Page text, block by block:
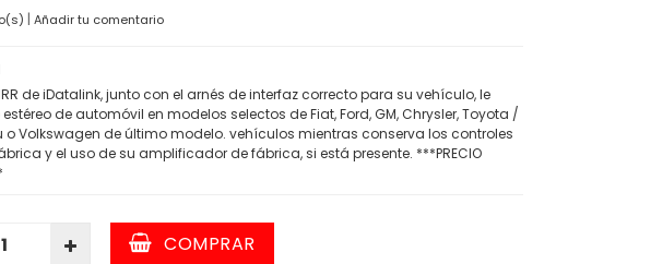
| Añadir tu comentario
de iDatalink, junto con el arnés de interfaz correcto para su vehículo, le
de automóvil en modelos selectos de Fiat, Ford, GM, Chrysler, Toyota /
o Volkswagen de último modelo. vehículos mientras conserva los controles
y el uso de su amplificador de fábrica, si está presente. ***PRECIO
COMPRAR